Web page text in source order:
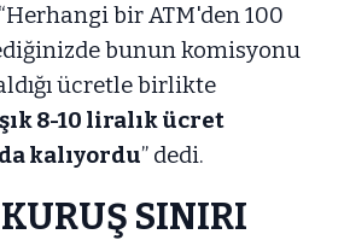
bir ATM'den 100
bunun komisyonu
ücretle birlikte
8-10 liralık ücret
kalıyordu” dedi.
SINIRI